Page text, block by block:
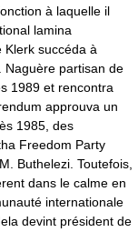
à laquelle il
lamina
Klerk succéda à
Naguère partisan de
1989 et rencontra
approuva un
1985, des
Freedom Party
Buthelezi. Toutefois,
dans le calme en
internationale
devint président de